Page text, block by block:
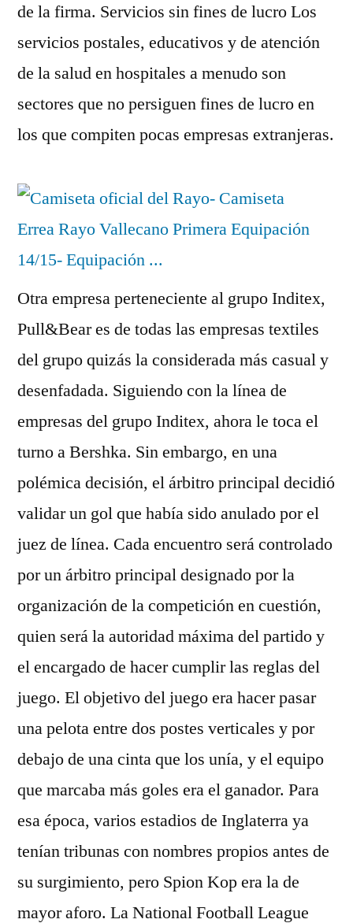
de la firma. Servicios sin fines de lucro Los
servicios postales, educativos y de atención
de la salud en hospitales a menudo son
sectores que no persiguen fines de lucro en
los que compiten pocas empresas extranjeras.
Otra empresa perteneciente al grupo Inditex,
Pull&Bear es de todas las empresas textiles
del grupo quizás la considerada más casual y
desenfadada. Siguiendo con la línea de
empresas del grupo Inditex, ahora le toca el
turno a Bershka. Sin embargo, en una
polémica decisión, el árbitro principal decidió
validar un gol que había sido anulado por el
juez de línea. Cada encuentro será controlado
por un árbitro principal designado por la
organización de la competición en cuestión,
quien será la autoridad máxima del partido y
el encargado de hacer cumplir las reglas del
juego. El objetivo del juego era hacer pasar
una pelota entre dos postes verticales y por
debajo de una cinta que los unía, y el equipo
que marcaba más goles era el ganador. Para
esa época, varios estadios de Inglaterra ya
tenían tribunas con nombres propios antes de
su surgimiento, pero Spion Kop era la de
mayor aforo. La National Football League